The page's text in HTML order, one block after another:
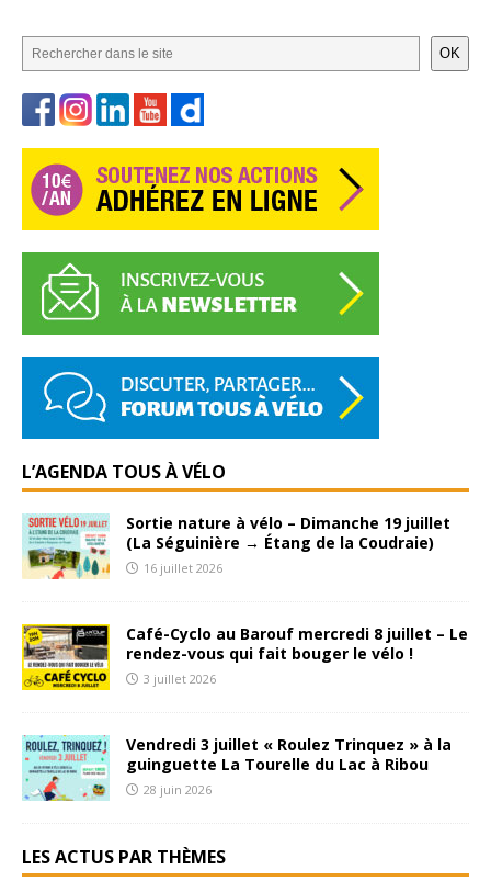
OK
L’AGENDA TOUS À VÉLO
Sortie nature à vélo – Dimanche 19 juillet
(La Séguinière → Étang de la Coudraie)
16 juillet 2026
Café-Cyclo au Barouf mercredi 8 juillet – Le
rendez-vous qui fait bouger le vélo !
3 juillet 2026
Vendredi 3 juillet « Roulez Trinquez » à la
guinguette La Tourelle du Lac à Ribou
28 juin 2026
LES ACTUS PAR THÈMES